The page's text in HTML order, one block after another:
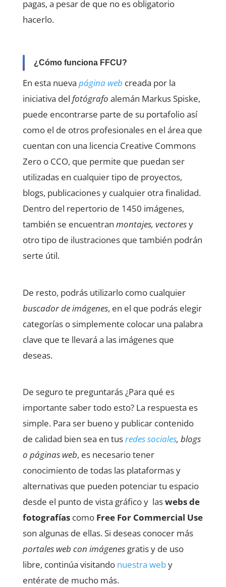
pagas, a pesar de que no es obligatorio
hacerlo.
¿Cómo funciona FFCU?
En esta nueva página web creada por la
iniciativa del fotógrafo alemán Markus Spiske,
puede encontrarse parte de su portafolio así
como el de otros profesionales en el área que
cuentan con una licencia Creative Commons
Zero o CCO, que permite que puedan ser
utilizadas en cualquier tipo de proyectos,
blogs, publicaciones y cualquier otra finalidad.
Dentro del repertorio de 1450 imágenes,
también se encuentran montajes, vectoresy
otro tipo de ilustraciones que también podrán
serte útil.
De resto, podrás utilizarlo como cualquier
buscador de imágenes, en el que podrás elegir
categorías o simplemente colocar una palabra
clave que te llevará a las imágenes que
deseas.
De seguro te preguntarás ¿Para qué es
importante saber todo esto? La respuesta es
simple. Para ser bueno y publicar contenido
de calidad bien sea en tusredes sociales, blogs
o páginas web, es necesario tener
conocimiento de todas las plataformas y
alternativas que pueden potenciar tu espacio
desde el punto de vista gráfico y laswebs de
fotografíascomo Free For Commercial Use
son algunas de ellas. Si deseas conocer más
portales web con imágenesgratis y de uso
libre, continúa visitando nuestra weby
entérate de mucho más.